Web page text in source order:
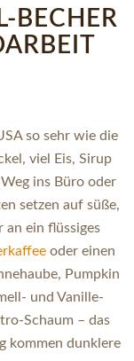
BECHER
so sehr wie die
viel Eis, Sirup
ins Büro oder
setzen auf süße,
an ein flüssiges
oder einen
Pumpkin
und Vanille-
Schaum – das
kommen dunklere